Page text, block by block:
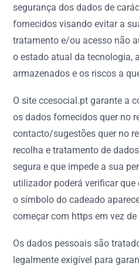
segurança dos dados de
fornecidos visando evitar a
tratamento e/ou acesso não
o estado atual da tecnologia,
armazenados e os riscos a
O site ccesocial.pt garante a
os dados fornecidos quer no
contacto/sugestões quer no
recolha e tratamento de
segura e que impede a sua
utilizador poderá verificar que
o símbolo do cadeado
começar com https em vez de
Os dados pessoais são
legalmente exigível para